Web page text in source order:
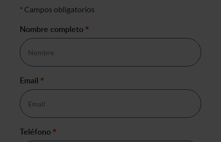
Formulario de negocio
* Campos obligatorios
Nombre completo *
Email *
Teléfono *